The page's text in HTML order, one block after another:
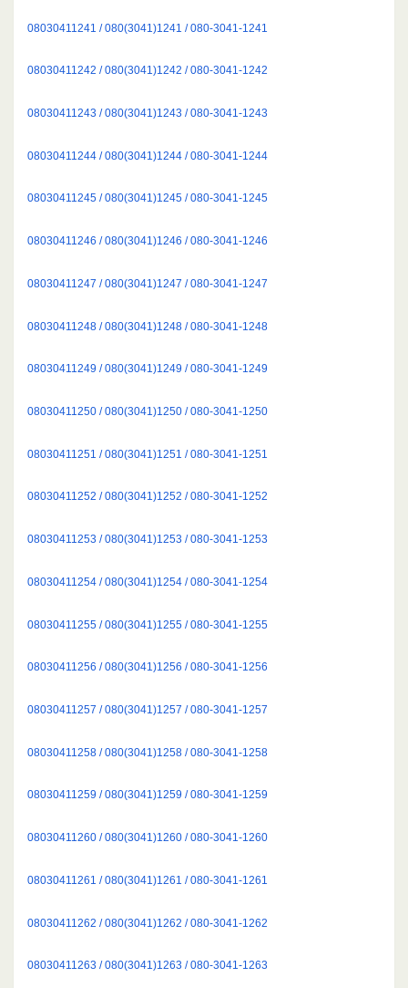
08030411241 / 080(3041)1241 / 080-3041-1241
08030411242 / 080(3041)1242 / 080-3041-1242
08030411243 / 080(3041)1243 / 080-3041-1243
08030411244 / 080(3041)1244 / 080-3041-1244
08030411245 / 080(3041)1245 / 080-3041-1245
08030411246 / 080(3041)1246 / 080-3041-1246
08030411247 / 080(3041)1247 / 080-3041-1247
08030411248 / 080(3041)1248 / 080-3041-1248
08030411249 / 080(3041)1249 / 080-3041-1249
08030411250 / 080(3041)1250 / 080-3041-1250
08030411251 / 080(3041)1251 / 080-3041-1251
08030411252 / 080(3041)1252 / 080-3041-1252
08030411253 / 080(3041)1253 / 080-3041-1253
08030411254 / 080(3041)1254 / 080-3041-1254
08030411255 / 080(3041)1255 / 080-3041-1255
08030411256 / 080(3041)1256 / 080-3041-1256
08030411257 / 080(3041)1257 / 080-3041-1257
08030411258 / 080(3041)1258 / 080-3041-1258
08030411259 / 080(3041)1259 / 080-3041-1259
08030411260 / 080(3041)1260 / 080-3041-1260
08030411261 / 080(3041)1261 / 080-3041-1261
08030411262 / 080(3041)1262 / 080-3041-1262
08030411263 / 080(3041)1263 / 080-3041-1263